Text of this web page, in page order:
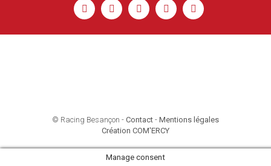
© Racing Besançon - Contact - Mentions légales
Création COM'ERCY
Manage consent